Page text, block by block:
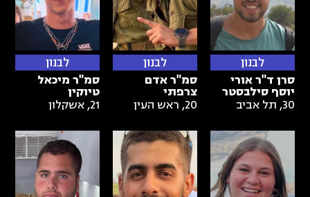
לבנון
סרן ד"ר אורי
יוסף סילבסטר
30
, תל אביב
לבנון
סמ"ר אדם
צרפתי
20
, ראש העין
לבנון
סמ"ר מיכאל
טיוקין
21
,אשקלון